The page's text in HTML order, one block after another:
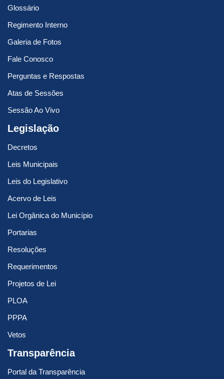
Glossário
Regimento Interno
Galeria de Fotos
Fale Conosco
Perguntas e Respostas
Atas de Sessões
Sessão Ao Vivo
Legislação
Decretos
Leis Municipais
Leis do Legislativo
Acervo de Leis
Lei Orgânica do Município
Portarias
Resoluções
Requerimentos
Projetos de Lei
PLOA
PPPA
Vetos
Transparência
Portal da Transparência